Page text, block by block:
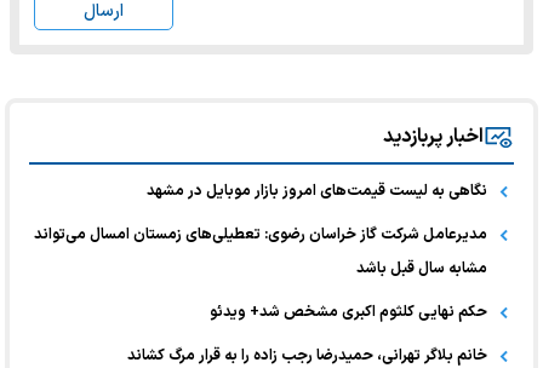
ارسال
اخبار پربازدید
نگاهی به لیست قیمت‌های امروز بازار موبایل در مشهد
مدیرعامل شرکت گاز خراسان رضوی: تعطیلی‌های زمستان امسال می‌تواند
مشابه سال قبل باشد
حکم نهایی کلثوم اکبری مشخص شد+ ویدئو
خانم بلاگر تهرانی، حمیدرضا رجب زاده را به قرار مرگ کشاند